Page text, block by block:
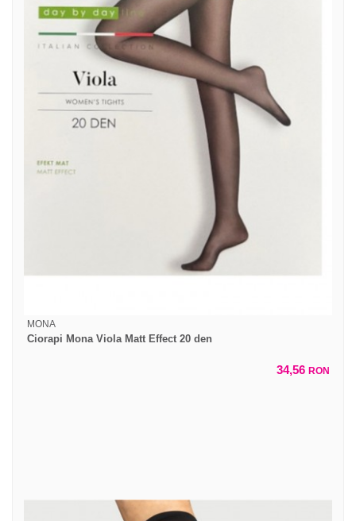
MONA
Ciorapi Mona Viola Matt Effect 20 den
34,56 RON